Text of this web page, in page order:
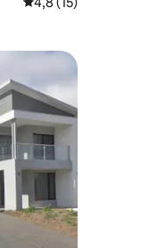
Bewertungen